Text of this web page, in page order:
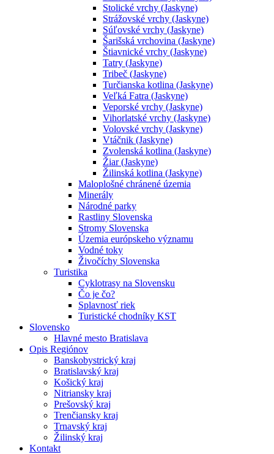
Stolické vrchy (Jaskyne)
Strážovské vrchy (Jaskyne)
Súľovské vrchy (Jaskyne)
Šarišská vrchovina (Jaskyne)
Štiavnické vrchy (Jaskyne)
Tatry (Jaskyne)
Tribeč (Jaskyne)
Turčianska kotlina (Jaskyne)
Veľká Fatra (Jaskyne)
Veporské vrchy (Jaskyne)
Vihorlatské vrchy (Jaskyne)
Volovské vrchy (Jaskyne)
Vtáčnik (Jaskyne)
Zvolenská kotlina (Jaskyne)
Žiar (Jaskyne)
Žilinská kotlina (Jaskyne)
Maloplošné chránené územia
Minerály
Národné parky
Rastliny Slovenska
Stromy Slovenska
Územia európskeho významu
Vodné toky
Živočíchy Slovenska
Turistika
Cyklotrasy na Slovensku
Čo je čo?
Splavnosť riek
Turistické chodníky KST
Slovensko
Hlavné mesto Bratislava
Opis Regiónov
Banskobystrický kraj
Bratislavský kraj
Košický kraj
Nitriansky kraj
Prešovský kraj
Trenčiansky kraj
Trnavský kraj
Žilinský kraj
Kontakt